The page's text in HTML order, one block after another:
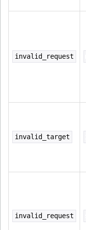
invalid_request
invalid_target
invalid_request